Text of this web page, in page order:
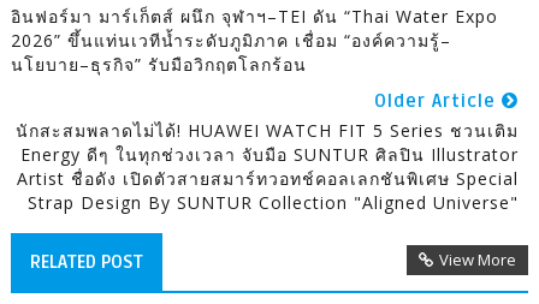
อินฟอร์มา มาร์เก็ตส์ ผนึก จุฬาฯ–TEI ดัน “Thai Water Expo
2026” ขึ้นแท่นเวทีน้ำระดับภูมิภาค เชื่อม “องค์ความรู้–
นโยบาย–ธุรกิจ” รับมือวิกฤตโลกร้อน
Older Article
นักสะสมพลาดไม่ได้! HUAWEI WATCH FIT 5 Series ชวนเติม
Energy ดีๆ ในทุกช่วงเวลา จับมือ SUNTUR ศิลปิน Illustrator
Artist ชื่อดัง เปิดตัวสายสมาร์ทวอทช์คอลเลกชันพิเศษ Special
Strap Design By SUNTUR Collection "Aligned Universe"
RELATED POST View More